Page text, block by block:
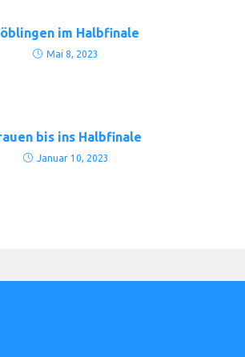
im Halbfinale
Mai 8, 2023
bis ins Halbfinale
Januar 10, 2023